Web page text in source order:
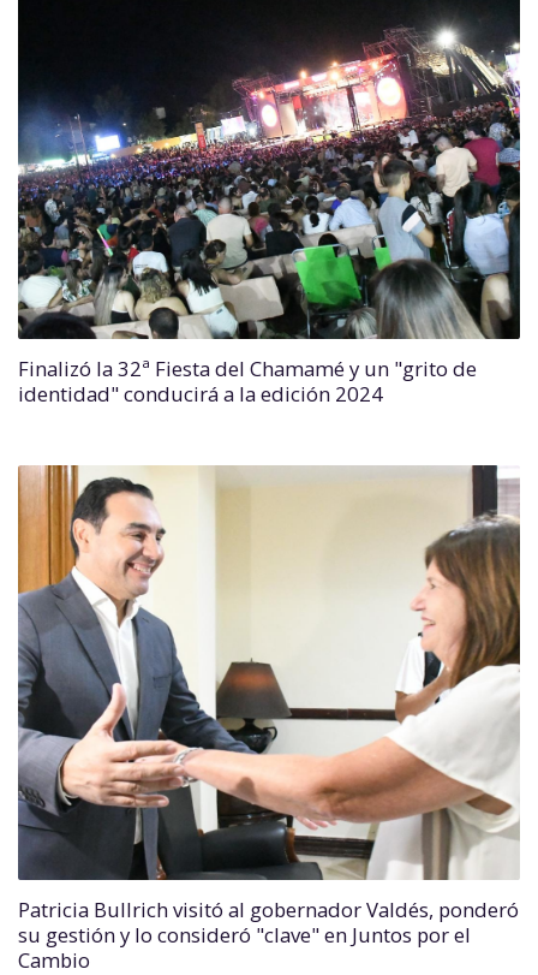
Finalizó la 32ª Fiesta del Chamamé y un "grito de
identidad" conducirá a la edición 2024
Patricia Bullrich visitó al gobernador Valdés, ponderó
su gestión y lo consideró "clave" en Juntos por el
Cambio